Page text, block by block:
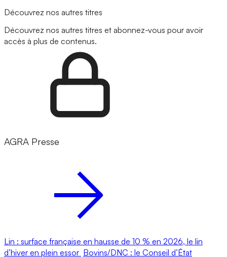
Découvrez nos autres titres
Découvrez nos autres titres et abonnez-vous pour avoir
accès à plus de contenus.
AGRA Presse
Lin : surface française en hausse de 10 % en 2026, le lin
d’hiver en plein essor Bovins/DNC : le Conseil d’État